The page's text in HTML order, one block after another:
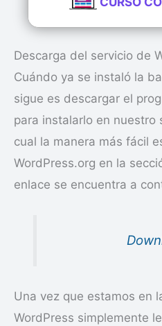
Descarga del servicio de
Cuándo ya se instaló la
sigue es descargar el
para instalarlo en nuestro
cual la manera más fácil
WordPress.org en la
enlace se encuentra a
Una vez que estamos en
WordPress simplemente